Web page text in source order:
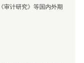
审计研究》等国内外期